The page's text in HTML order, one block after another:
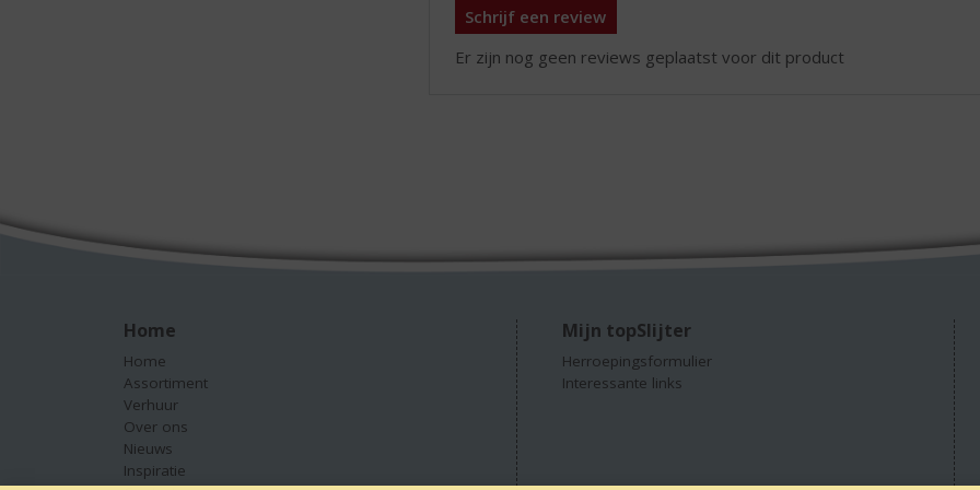
Schrijf een review
Er zijn nog geen reviews geplaatst voor dit product
Home
Home
Assortiment
Verhuur
Over ons
Nieuws
Inspiratie
Mijn topSlijter
Herroepingsformulier
Interessante links